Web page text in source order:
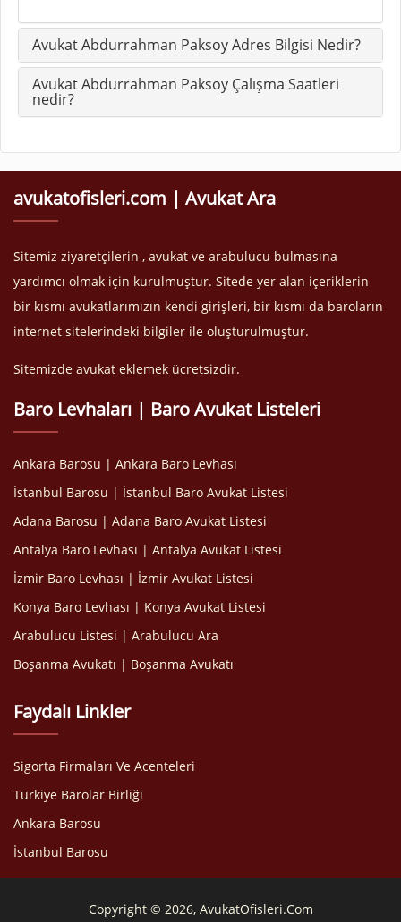
Avukat Abdurrahman Paksoy Adres Bilgisi Nedir?
Avukat Abdurrahman Paksoy Çalışma Saatleri
nedir?
avukatofisleri.com | Avukat Ara
Sitemiz ziyaretçilerin , avukat ve arabulucu bulmasına
yardımcı olmak için kurulmuştur. Sitede yer alan içeriklerin
bir kısmı avukatlarımızın kendi girişleri, bir kısmı da baroların
internet sitelerindeki bilgiler ile oluşturulmuştur.
Sitemizde avukat eklemek ücretsizdir.
Baro Levhaları | Baro Avukat Listeleri
Ankara Barosu | Ankara Baro Levhası
İstanbul Barosu | İstanbul Baro Avukat Listesi
Adana Barosu | Adana Baro Avukat Listesi
Antalya Baro Levhası | Antalya Avukat Listesi
İzmir Baro Levhası | İzmir Avukat Listesi
Konya Baro Levhası | Konya Avukat Listesi
Arabulucu Listesi | Arabulucu Ara
Boşanma Avukatı | Boşanma Avukatı
Faydalı Linkler
Sigorta Firmaları Ve Acenteleri
Türkiye Barolar Birliği
Ankara Barosu
İstanbul Barosu
Copyright © 2026, AvukatOfisleri.Com